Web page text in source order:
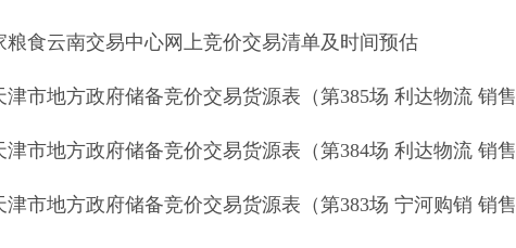
食云南交易中心网上竞价交易清单及时间预估
市地方政府储备竞价交易货源表（第385场 利达物流 销售
市地方政府储备竞价交易货源表（第384场 利达物流 销售
市地方政府储备竞价交易货源表（第383场 宁河购销 销售